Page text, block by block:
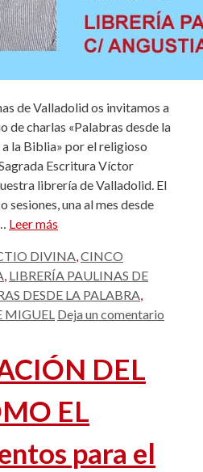
de Valladolid os invitamos a
de charlas «Palabras desde la
la Biblia» por el religioso
Escritura Víctor
librería de Valladolid. El
una al mes desde
Leer más
DIVINA CINCO
LIBRERÍA PAULINAS DE
DESDE LA PALABRA
MIGUEL Deja un comentario
DEL
EL
para el